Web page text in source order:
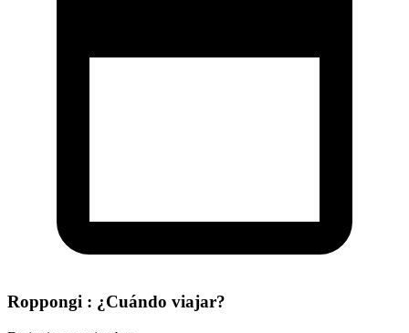
Roppongi : ¿Cuándo viajar?